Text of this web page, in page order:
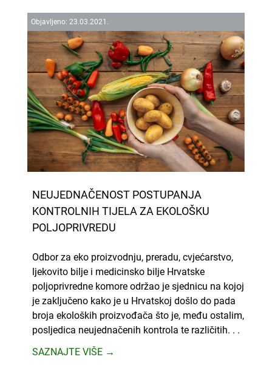
Objavljeno: 23.03.2021.
NEUJEDNAČENOST POSTUPANJA
KONTROLNIH TIJELA ZA EKOLOŠKU
POLJOPRIVREDU
Odbor za eko proizvodnju, preradu, cvjećarstvo,
ljekovito bilje i medicinsko bilje Hrvatske
poljoprivredne komore održao je sjednicu na kojoj
je zaključeno kako je u Hrvatskoj došlo do pada
broja ekoloških proizvođača što je, među ostalim,
posljedica neujednačenih kontrola te različitih. . .
SAZNAJTE VIŠE →